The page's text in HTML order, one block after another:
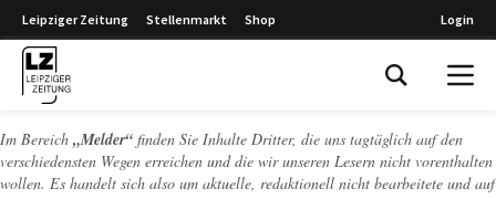
Leipziger Zeitung Stellenmarkt Shop Login
Im Bereich „Melder“ finden Sie Inhalte Dritter, die uns tagtäglich auf den
verschiedensten Wegen erreichen und die wir unseren Lesern nicht vorenthalten
wollen. Es handelt sich also um aktuelle, redaktionell nicht bearbeitete und auf